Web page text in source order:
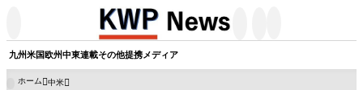
九州米国欧州中東連載その他提携メディア
ホーム 中米